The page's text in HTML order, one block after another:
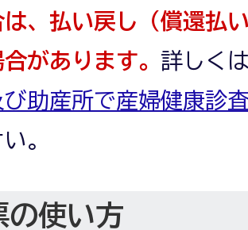
は、払い戻し（償還払
があります。 詳しく
助産所で産婦健康診
。
の使い方